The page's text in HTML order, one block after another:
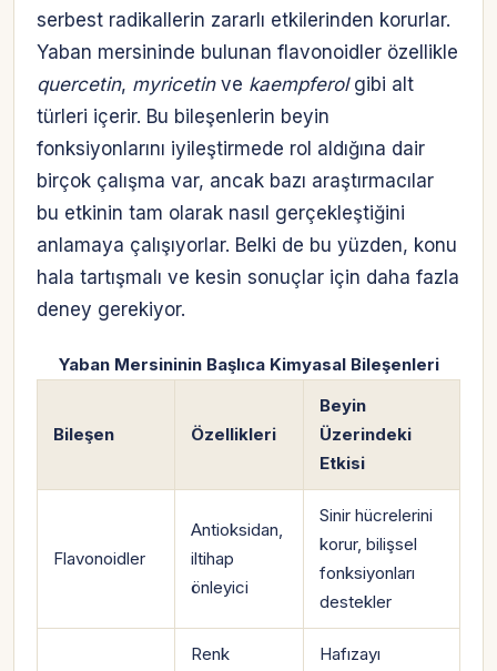
serbest radikallerin zararlı etkilerinden korurlar.
Yaban mersininde bulunan flavonoidler özellikle
quercetin, myricetinve kaempferolgibi alt
türleri içerir. Bu bileşenlerin beyin
fonksiyonlarını iyileştirmede rol aldığına dair
birçok çalışma var, ancak bazı araştırmacılar
bu etkinin tam olarak nasıl gerçekleştiğini
anlamaya çalışıyorlar. Belki de bu yüzden, konu
hala tartışmalı ve kesin sonuçlar için daha fazla
deney gerekiyor.
Yaban Mersininin Başlıca Kimyasal Bileşenleri
Bileşen Özellikleri
Beyin
Üzerindeki
Etkisi
Flavonoidler
Antioksidan,
iltihap
önleyici
Sinir hücrelerini
korur, bilişsel
fonksiyonları
destekler
Renk
Hafızayı